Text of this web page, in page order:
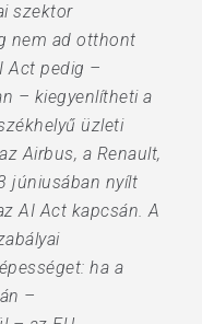
szektor
nem ad otthont
Act pedig –
– kiegyenlítheti a
üzleti
Airbus, a Renault,
júniusában nyílt
AI Act kapcsán. A
ha a
–